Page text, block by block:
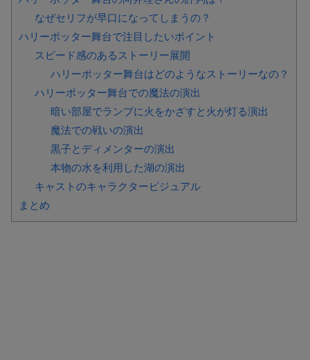
なぜセリフが早口になってしまうの？
ハリーポッター舞台で注目したいポイント
スピード感のあるストーリー展開
ハリーポッター舞台はどのようなストーリーなの？
ハリーポッター舞台での魔法の演出
暗い部屋でランプに火をかざすと火が灯る演出
魔法での戦いの演出
黒子とディメンターの演出
本物の水を利用した湖の演出
キャストのキャラクタービジュアル
まとめ